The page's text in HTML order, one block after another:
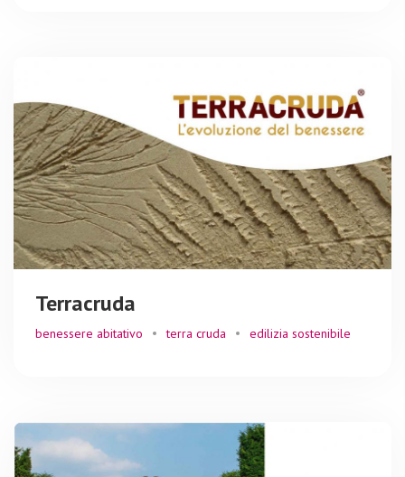
Terracruda
benessere abitativo terra cruda edilizia sostenibile